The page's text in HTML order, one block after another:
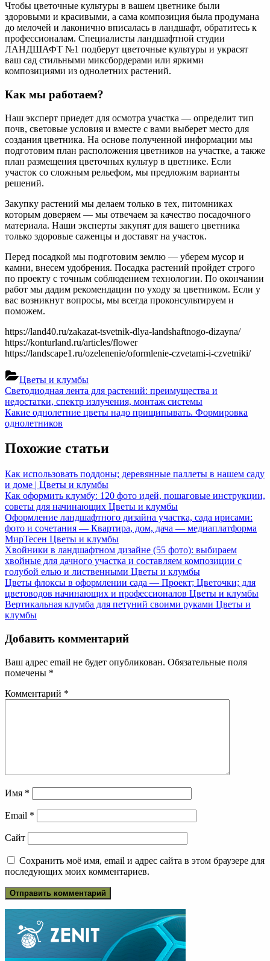
Чтобы цветочные культуры в вашем цветнике были
здоровыми и красивыми, а сама композиция была продумана
до мелочей и лаконично вписалась в ландшафт, обратитесь к
профессионалам. Специалисты ландшафтной студии
ЛАНДШАФТ №1 подберут цветочные культуры и украсят
ваш сад стильными миксбордерами или яркими
композициями из однолетних растений.
Как мы работаем?
Наш эксперт приедет для осмотра участка — определит тип
почв, световые условия и вместе с вами выберет место для
создания цветника. На основе полученной информации мы
подготовим план расположения цветников на участке, а также
план размещения цветочных культур в цветнике. Если
участок со сложным рельефом, мы предложим варианты
решений.
Закупку растений мы делаем только в тех, питомниках
которым доверяем — мы отвечаем за качество посадочного
материала. Наши эксперты закупят для вашего цветника
только здоровые саженцы и доставят на участок.
Перед посадкой мы подготовим землю — уберем мусор и
камни, внесем удобрения. Посадка растений пройдет строго
по проекту с точным соблюдением технологии. По окончании
работ мы дадим рекомендации по уходу за цветником. Если у
вас возникнут вопросы, мы всегда проконсультируем и
поможем.
https://land40.ru/zakazat-tsvetnik-dlya-landshaftnogo-dizayna/
https://konturland.ru/articles/flower
https://landscape1.ru/ozelenenie/oformlenie-czvetami-i-czvetniki/
Цветы и клумбы
Навигация
по
записям
Previous
Post:
Светодиодная лента для растений: преимущества и
недостатки, спектр излучения, монтаж системы
Next
Post:
Какие однолетние цветы надо прищипывать. Формировка
однолетников
Похожие статьи
Как использовать поддоны; деревянные паллеты в нашем саду
и доме | Цветы и клумбы
Как оформить клумбу: 120 фото идей, пошаговые инструкции,
советы для начинающих Цветы и клумбы
Оформление ландшафтного дизайна участка, сада ирисами:
фото и сочетания — Квартира, дом, дача — медиаплатформа
МирТесен Цветы и клумбы
Хвойники в ландшафтном дизайне (55 фото): выбираем
хвойные для дачного участка и составляем композиции с
голубой елью и лиственными Цветы и клумбы
Цветы флоксы в оформлении сада — Проект; Цветочки; для
цветоводов начинающих и профессионалов Цветы и клумбы
Вертикальная клумба для петуний своими руками Цветы и
клумбы
Добавить комментарий
Ваш адрес email не будет опубликован. Обязательные поля
помечены *
Комментарий *
Имя *
Email *
Сайт
Сохранить моё имя, email и адрес сайта в этом браузере для
последующих моих комментариев.